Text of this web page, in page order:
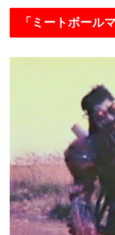
「ミートボール